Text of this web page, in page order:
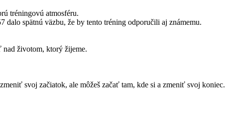
tréningovú atmosféru.
spätnú väzbu, že by tento tréning odporučili aj známemu.
nad životom, ktorý žijeme.
svoj začiatok, ale môžeš začať tam, kde si a zmeniť svoj koniec.